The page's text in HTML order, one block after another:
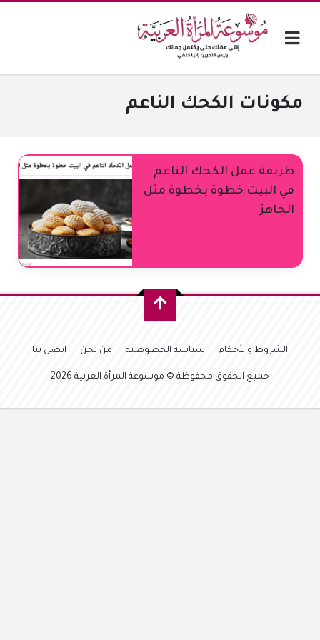
مكونات الكحك الناعم
طريقة عمل الكحك الناعم
في البيت خطوة بخطوة مثل
الجاهز
الشروط والأحكام سياسة الخصوصية من نحن اتصل بنا
جميع الحقوق محفوظة © موسوعة المرأة العربية 2026